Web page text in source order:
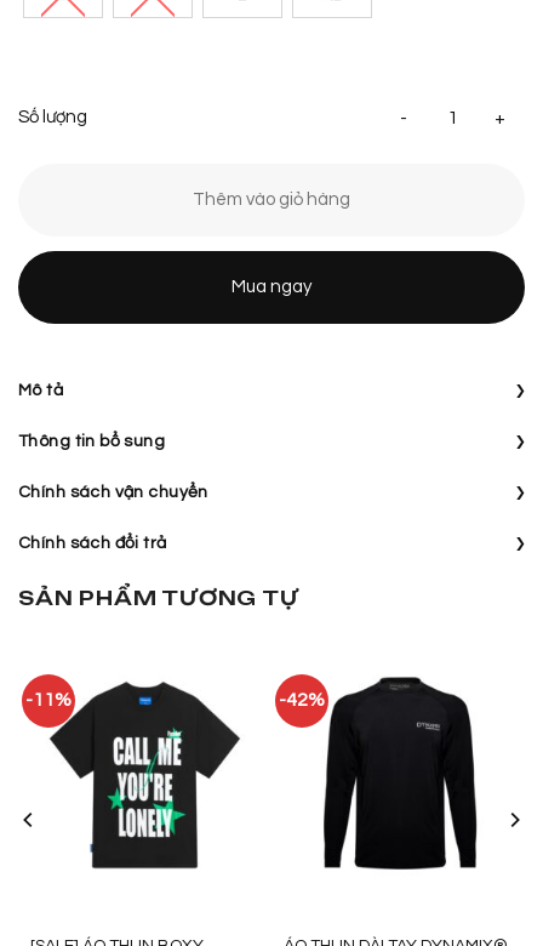
Thêm vào giỏ hàng
Mua ngay
Mô tả ›
Thông tin bổ sung ›
Chính sách vận chuyển ›
Chính sách đổi trả ›
SẢN PHẨM TƯƠNG TỰ
-11% -42%